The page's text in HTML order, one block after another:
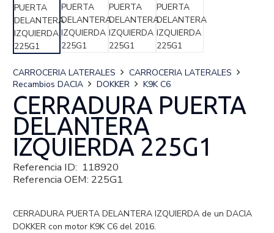
CARROCERIA LATERALES
CARROCERIA LATERALES
Recambios DACIA
DOKKER K9K C6
CERRADURA PUERTA
DELANTERA
IZQUIERDA 225G1
Referencia ID: 118920
Referencia OEM: 225G1
CERRADURA PUERTA DELANTERA IZQUIERDA de un DACIA
DOKKER con motor K9K C6 del 2016.